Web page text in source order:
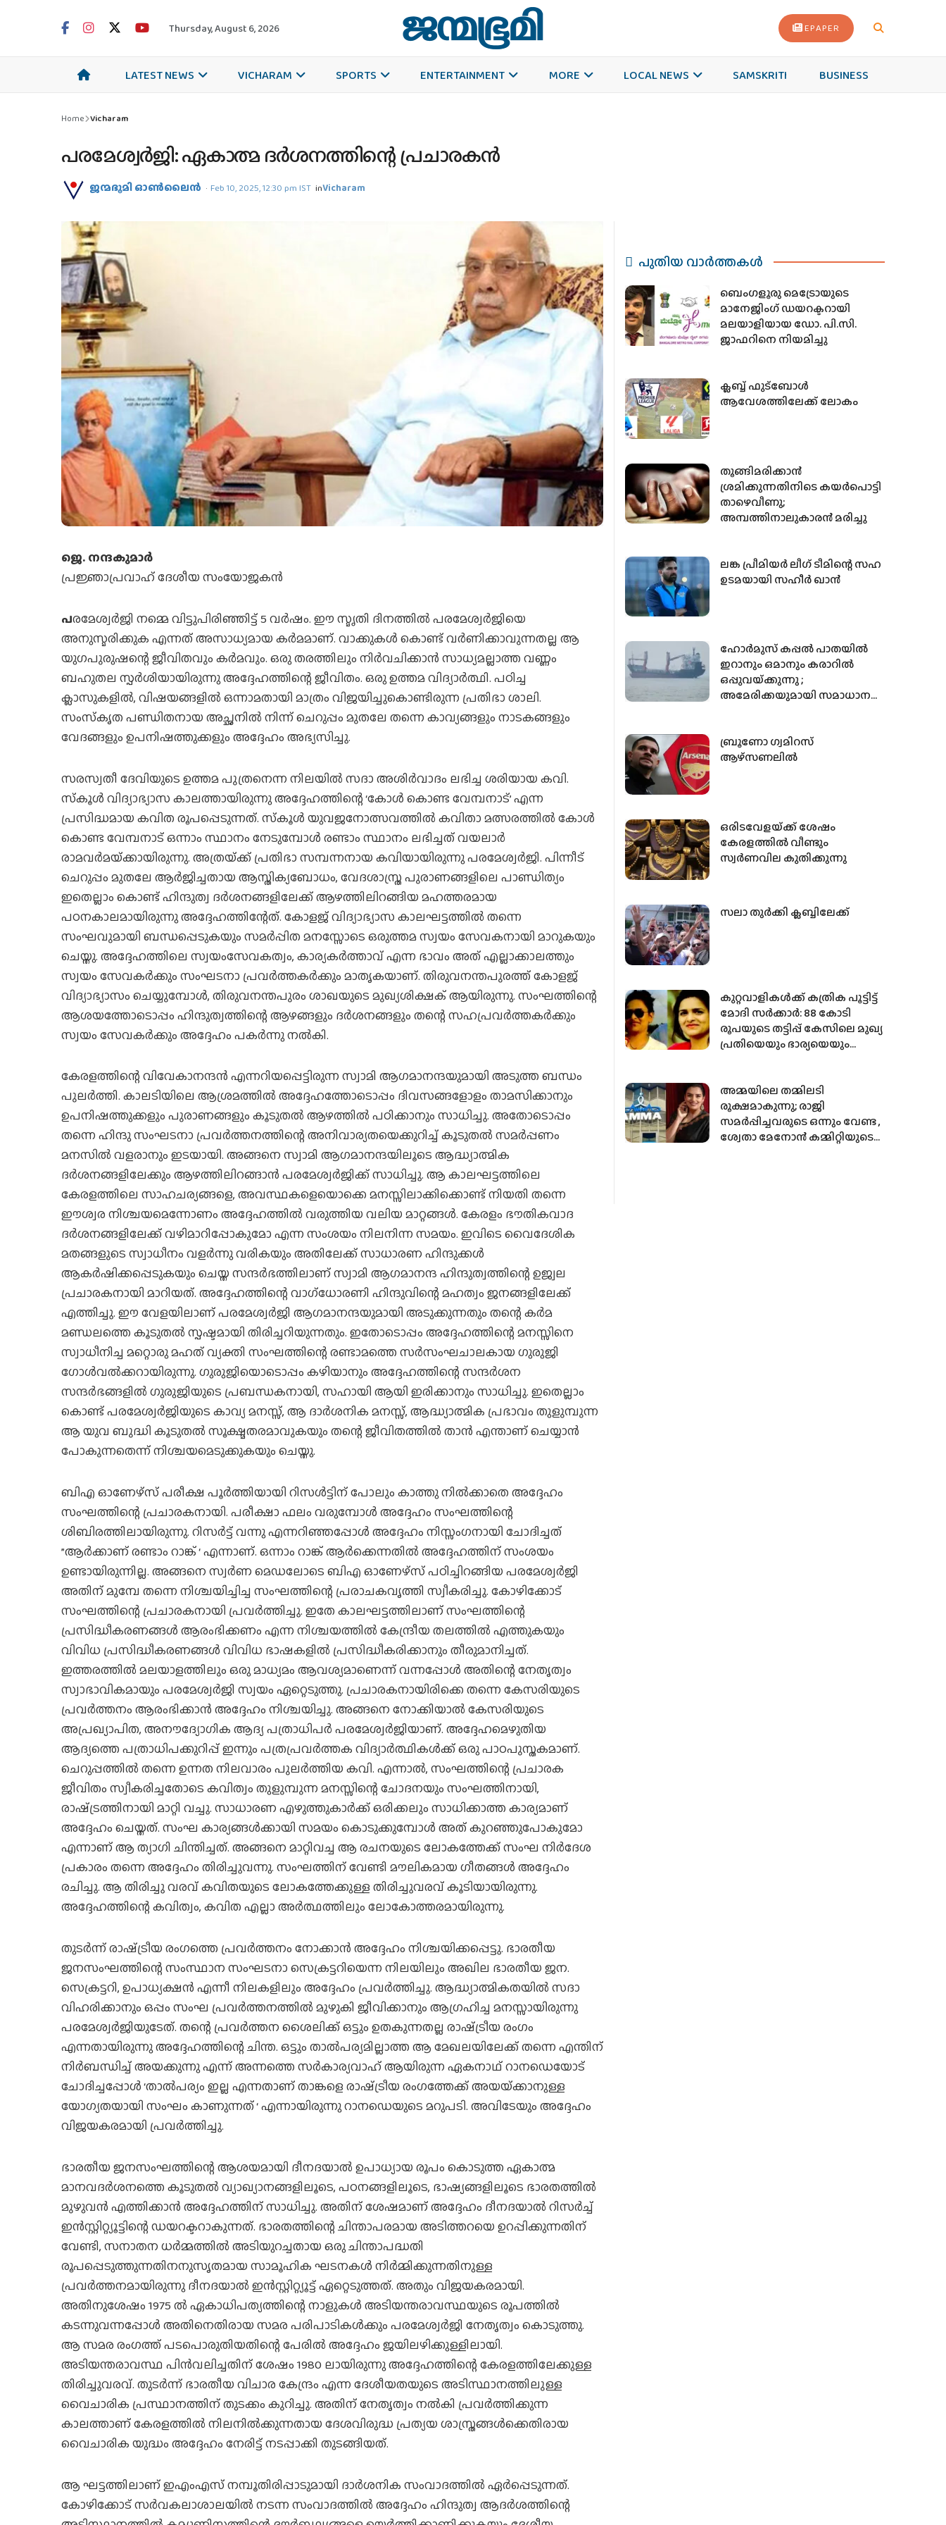
Thursday, August 6, 2026 EPAPER
LATEST NEWS VICHARAM SPORTS ENTERTAINMENT MORE LOCAL NEWS SAMSKRITI BUSINESS
Home Vicharam
പരമേശ്വര്‍ജി: ഏകാത്മ ദര്‍ശനത്തിന്റെ പ്രചാരകന്‍
ജന്മഭൂമി ഓണ്‍ലൈന്‍ Feb 10, 2025, 12:30 pm IST inVicharam
ജെ. നന്ദകുമാര്‍
പ്രജ്ഞാപ്രവാഹ് ദേശീയ സംയോജകന്‍
പരമേശ്വര്‍ജി നമ്മെ വിട്ടുപിരിഞ്ഞിട്ട് 5 വര്‍ഷം. ഈ സ്മൃതി ദിനത്തില്‍ പരമേശ്വര്‍ജിയെ
അനുസ്മരിക്കുക എന്നത് അസാധ്യമായ കര്‍മമാണ്. വാക്കുകള്‍ കൊണ്ട് വര്‍ണിക്കാവുന്നതല്ല ആ
യുഗപുരുഷന്റെ ജീവിതവും കര്‍മവും. ഒരു തരത്തിലും നിര്‍വചിക്കാന്‍ സാധ്യമല്ലാത്ത വണ്ണം
ബഹുതല സ്പര്‍ശിയായിരുന്നു അദ്ദേഹത്തിന്റെ ജീവിതം. ഒരു ഉത്തമ വിദ്യാര്‍ത്ഥി. പഠിച്ച
ക്ലാസുകളില്‍, വിഷയങ്ങളില്‍ ഒന്നാമതായി മാത്രം വിജയിച്ചുകൊണ്ടിരുന്ന പ്രതിഭാ ശാലി.
സംസ്‌കൃത പണ്ഡിതനായ അച്ഛനില്‍ നിന്ന് ചെറുപ്പം മുതലേ തന്നെ കാവ്യങ്ങളും നാടകങ്ങളും
വേദങ്ങളും ഉപനിഷത്തുക്കളും അദ്ദേഹം അഭ്യസിച്ചു.
സരസ്വതീ ദേവിയുടെ ഉത്തമ പുത്രനെന്ന നിലയില്‍ സദാ അശിര്‍വാദം ലഭിച്ച ശരിയായ കവി.
സ്‌കൂള്‍ വിദ്യാഭ്യാസ കാലത്തായിരുന്നു അദ്ദേഹത്തിന്റെ ‘കോള്‍ കൊണ്ട വേമ്പനാട്’ എന്ന
പ്രസിദ്ധമായ കവിത രൂപപ്പെടുന്നത്. സ്‌കൂള്‍ യുവജനോത്സവത്തില്‍ കവിതാ മത്സരത്തില്‍ കോള്‍
കൊണ്ട വേമ്പനാട് ഒന്നാം സ്ഥാനം നേടുമ്പോള്‍ രണ്ടാം സ്ഥാനം ലഭിച്ചത് വയലാര്‍
രാമവര്‍മയ്‌ക്കായിരുന്നു. അത്രയ്‌ക്ക് പ്രതിഭാ സമ്പന്നനായ കവിയായിരുന്നു പരമേശ്വര്‍ജി. പിന്നീട്
ചെറുപ്പം മുതലേ ആര്‍ജിച്ചതായ ആസ്തിക്യബോധം, വേദശാസ്ത്ര പുരാണങ്ങളിലെ പാണ്ഡിത്യം
ഇതെല്ലാം കൊണ്ട് ഹിന്ദുത്വ ദര്‍ശനങ്ങളിലേക്ക് ആഴത്തിലിറങ്ങിയ മഹത്തരമായ
പഠനകാലമായിരുന്നു അദ്ദേഹത്തിന്റേത്. കോളജ് വിദ്യാഭ്യാസ കാലഘട്ടത്തില്‍ തന്നെ
സംഘവുമായി ബന്ധപ്പെടുകയും സമര്‍പ്പിത മനസ്സോടെ ഒരുത്തമ സ്വയം സേവകനായി മാറുകയും
ചെയ്തു. അദ്ദേഹത്തിലെ സ്വയംസേവകത്വം, കാര്യകര്‍ത്താവ് എന്ന ഭാവം അത് എല്ലാക്കാലത്തും
സ്വയം സേവകര്‍ക്കും സംഘടനാ പ്രവര്‍ത്തകര്‍ക്കും മാതൃകയാണ്. തിരുവനന്തപുരത്ത് കോളജ്
വിദ്യാഭ്യാസം ചെയ്യുമ്പോള്‍, തിരുവനന്തപുരം ശാഖയുടെ മുഖ്യശിക്ഷക് ആയിരുന്നു. സംഘത്തിന്റെ
ആശയത്തോടൊപ്പം ഹിന്ദുത്വത്തിന്റെ ആഴങ്ങളും ദര്‍ശനങ്ങളും തന്റെ സഹപ്രവര്‍ത്തകര്‍ക്കും
സ്വയം സേവകര്‍ക്കും അദ്ദേഹം പകര്‍ന്നു നല്‍കി.
കേരളത്തിന്റെ വിവേകാനന്ദന്‍ എന്നറിയപ്പെട്ടിരുന്ന സ്വാമി ആഗമാനന്ദയുമായി അടുത്ത ബന്ധം
പുലര്‍ത്തി. കാലടിയിലെ ആശ്രമത്തില്‍ അദ്ദേഹത്തോടൊപ്പം ദിവസങ്ങളോളം താമസിക്കാനും
ഉപനിഷത്തുക്കളും പുരാണങ്ങളും കൂടുതല്‍ ആഴത്തില്‍ പഠിക്കാനും സാധിച്ചു. അതോടൊപ്പം
തന്നെ ഹിന്ദു സംഘടനാ പ്രവര്‍ത്തനത്തിന്റെ അനിവാര്യതയെക്കുറിച്ച് കൂടുതല്‍ സമര്‍പ്പണം
മനസില്‍ വളരാനും ഇടയായി. അങ്ങനെ സ്വാമി ആഗമാനന്ദയിലൂടെ ആദ്ധ്യാത്മിക
ദര്‍ശനങ്ങളിലേക്കും ആഴത്തിലിറങ്ങാന്‍ പരമേശ്വര്‍ജിക്ക് സാധിച്ചു. ആ കാലഘട്ടത്തിലെ
കേരളത്തിലെ സാഹചര്യങ്ങളെ, അവസ്ഥകളെയൊക്കെ മനസ്സിലാക്കിക്കൊണ്ട് നിയതി തന്നെ
ഈശ്വര നിശ്ചയമെന്നോണം അദ്ദേഹത്തില്‍ വരുത്തിയ വലിയ മാറ്റങ്ങള്‍. കേരളം ഭൗതികവാദ
ദര്‍ശനങ്ങളിലേക്ക് വഴിമാറിപ്പോകുമോ എന്ന സംശയം നിലനിന്ന സമയം. ഇവിടെ വൈദേശിക
മതങ്ങളുടെ സ്വാധീനം വളര്‍ന്നു വരികയും അതിലേക്ക് സാധാരണ ഹിന്ദുക്കള്‍
ആകര്‍ഷിക്കപ്പെടുകയും ചെയ്ത സന്ദര്‍ഭത്തിലാണ് സ്വാമി ആഗമാനന്ദ ഹിന്ദുത്വത്തിന്റെ ഉജ്വല
പ്രചാരകനായി മാറിയത്. അദ്ദേഹത്തിന്റെ വാഗ്‌ധോരണി ഹിന്ദുവിന്റെ മഹത്വം ജനങ്ങളിലേക്ക്
എത്തിച്ചു. ഈ വേളയിലാണ് പരമേശ്വര്‍ജി ആഗമാനന്ദയുമായി അടുക്കുന്നതും തന്റെ കര്‍മ
മണ്ഡലത്തെ കൂടുതല്‍ സ്പഷ്ടമായി തിരിച്ചറിയുന്നതും. ഇതോടൊപ്പം അദ്ദേഹത്തിന്റെ മനസ്സിനെ
സ്വാധീനിച്ച മറ്റൊരു മഹത് വ്യക്തി സംഘത്തിന്റെ രണ്ടാമത്തെ സര്‍സംഘചാലകായ ഗുരുജി
ഗോള്‍വല്‍ക്കറായിരുന്നു. ഗുരുജിയൊടൊപ്പം കഴിയാനും അദ്ദേഹത്തിന്റെ സന്ദര്‍ശന
സന്ദര്‍ഭങ്ങളില്‍ ഗുരുജിയുടെ പ്രബന്ധകനായി, സഹായി ആയി ഇരിക്കാനും സാധിച്ചു. ഇതെല്ലാം
കൊണ്ട് പരമേശ്വര്‍ജിയുടെ കാവ്യ മനസ്സ്, ആ ദാര്‍ശനിക മനസ്സ്, ആദ്ധ്യാത്മിക പ്രഭാവം തുളുമ്പുന്ന
ആ യുവ ബുദ്ധി കൂടുതല്‍ സൂക്ഷ്മതരമാവുകയും തന്റെ ജീവിതത്തില്‍ താന്‍ എന്താണ് ചെയ്യാന്‍
പോകുന്നതെന്ന് നിശ്ചയമെടുക്കുകയും ചെയ്തു.
ബിഎ ഓണേഴ്‌സ് പരീക്ഷ പൂര്‍ത്തിയായി റിസള്‍ട്ടിന് പോലും കാത്തു നില്‍ക്കാതെ അദ്ദേഹം
സംഘത്തിന്റെ പ്രചാരകനായി. പരീക്ഷാ ഫലം വരുമ്പോള്‍ അദ്ദേഹം സംഘത്തിന്റെ
ശിബിരത്തിലായിരുന്നു. റിസര്‍ട്ട് വന്നു എന്നറിഞ്ഞപ്പോള്‍ അദ്ദേഹം നിസ്സംഗനായി ചോദിച്ചത്
”ആര്‍ക്കാണ് രണ്ടാം റാങ്ക് ‘ എന്നാണ്. ഒന്നാം റാങ്ക് ആര്‍ക്കെന്നതില്‍ അദ്ദേഹത്തിന് സംശയം
ഉണ്ടായിരുന്നില്ല. അങ്ങനെ സ്വര്‍ണ മെഡലോടെ ബിഎ ഓണേഴ്‌സ് പഠിച്ചിറങ്ങിയ പരമേശ്വര്‍ജി
അതിന് മുമ്പേ തന്നെ നിശ്ചയിച്ചിച്ച സംഘത്തിന്റെ പ്രരാചകവൃത്തി സ്വീകരിച്ചു. കോഴിക്കോട്
സംഘത്തിന്റെ പ്രചാരകനായി പ്രവര്‍ത്തിച്ചു. ഇതേ കാലഘട്ടത്തിലാണ് സംഘത്തിന്റെ
പ്രസിദ്ധീകരണങ്ങള്‍ ആരംഭിക്കണം എന്ന നിശ്ചയത്തില്‍ കേന്ദ്രീയ തലത്തില്‍ എത്തുകയും
വിവിധ പ്രസിദ്ധീകരണങ്ങള്‍ വിവിധ ഭാഷകളില്‍ പ്രസിദ്ധീകരിക്കാനും തീരുമാനിച്ചത്.
ഇത്തരത്തില്‍ മലയാളത്തിലും ഒരു മാധ്യമം ആവശ്യമാണെന്ന് വന്നപ്പോള്‍ അതിന്റെ നേതൃത്വം
സ്വാഭാവികമായും പരമേശ്വര്‍ജി സ്വയം ഏറ്റെടുത്തു. പ്രചാരകനായിരിക്കെ തന്നെ കേസരിയുടെ
പ്രവര്‍ത്തനം ആരംഭിക്കാന്‍ അദ്ദേഹം നിശ്ചയിച്ചു. അങ്ങനെ നോക്കിയാല്‍ കേസരിയുടെ
അപ്രഖ്യാപിത, അനൗദ്യോഗിക ആദ്യ പത്രാധിപര്‍ പരമേശ്വര്‍ജിയാണ്. അദ്ദേഹമെഴുതിയ
ആദ്യത്തെ പത്രാധിപക്കുറിപ്പ് ഇന്നും പത്രപ്രവര്‍ത്തക വിദ്യാര്‍ത്ഥികള്‍ക്ക് ഒരു പാഠപുസ്തകമാണ്.
ചെറുപ്പത്തില്‍ തന്നെ ഉന്നത നിലവാരം പുലര്‍ത്തിയ കവി. എന്നാല്‍, സംഘത്തിന്റെ പ്രചാരക
ജീവിതം സ്വീകരിച്ചതോടെ കവിത്വം തുളുമ്പുന്ന മനസ്സിന്റെ ചോദനയും സംഘത്തിനായി,
രാഷ്‌ട്രത്തിനായി മാറ്റി വച്ചു. സാധാരണ എഴുത്തുകാര്‍ക്ക് ഒരിക്കലും സാധിക്കാത്ത കാര്യമാണ്
അദ്ദേഹം ചെയ്തത്. സംഘ കാര്യങ്ങള്‍ക്കായി സമയം കൊടുക്കുമ്പോള്‍ അത് കുറഞ്ഞുപോകുമോ
എന്നാണ് ആ ത്യാഗി ചിന്തിച്ചത്. അങ്ങനെ മാറ്റിവച്ച ആ രചനയുടെ ലോകത്തേക്ക് സംഘ നിര്‍ദേശ
പ്രകാരം തന്നെ അദ്ദേഹം തിരിച്ചുവന്നു. സംഘത്തിന് വേണ്ടി മൗലികമായ ഗീതങ്ങള്‍ അദ്ദേഹം
രചിച്ചു. ആ തിരിച്ചു വരവ് കവിതയുടെ ലോകത്തേക്കുള്ള തിരിച്ചുവരവ് കൂടിയായിരുന്നു.
അദ്ദേഹത്തിന്റെ കവിത്വം, കവിത എല്ലാ അര്‍ത്ഥത്തിലും ലോകോത്തരമായിരുന്നു.
തുടര്‍ന്ന് രാഷ്‌ട്രീയ രംഗത്തെ പ്രവര്‍ത്തനം നോക്കാന്‍ അദ്ദേഹം നിശ്ചയിക്കപ്പെട്ടു. ഭാരതീയ
ജനസംഘത്തിന്റെ സംസ്ഥാന സംഘടനാ സെക്രട്ടറിയെന്ന നിലയിലും അഖില ഭാരതീയ ജന.
സെക്രട്ടറി, ഉപാധ്യക്ഷന്‍ എന്നീ നിലകളിലും അദ്ദേഹം പ്രവര്‍ത്തിച്ചു. ആദ്ധ്യാത്മികതയില്‍ സദാ
വിഹരിക്കാനും ഒപ്പം സംഘ പ്രവര്‍ത്തനത്തില്‍ മുഴുകി ജീവിക്കാനും ആഗ്രഹിച്ച മനസ്സായിരുന്നു
പരമേശ്വര്‍ജിയുടേത്. തന്റെ പ്രവര്‍ത്തന ശൈലിക്ക് ഒട്ടും ഉതകുന്നതല്ല രാഷ്‌ട്രീയ രംഗം
എന്നതായിരുന്നു അദ്ദേഹത്തിന്റെ ചിന്ത. ഒട്ടും താല്‍പര്യമില്ലാത്ത ആ മേഖലയിലേക്ക് തന്നെ എന്തിന്
നിര്‍ബന്ധിച്ച് അയക്കുന്നു എന്ന് അന്നത്തെ സര്‍കാര്യവാഹ് ആയിരുന്ന ഏകനാഥ് റാനഡെയോട്
ചോദിച്ചപ്പോള്‍ ‘താല്‍പര്യം ഇല്ല എന്നതാണ് താങ്കളെ രാഷ്‌ട്രീയ രംഗത്തേക്ക് അയയ്‌ക്കാനുള്ള
യോഗ്യതയായി സംഘം കാണുന്നത് ‘ എന്നായിരുന്നു റാനഡെയുടെ മറുപടി. അവിടേയും അദ്ദേഹം
വിജയകരമായി പ്രവര്‍ത്തിച്ചു.
ഭാരതീയ ജനസംഘത്തിന്റെ ആശയമായി ദീനദയാല്‍ ഉപാധ്യായ രൂപം കൊടുത്ത ഏകാത്മ
മാനവദര്‍ശനത്തെ കൂടുതല്‍ വ്യാഖ്യാനങ്ങളിലൂടെ, പഠനങ്ങളിലൂടെ, ഭാഷ്യങ്ങളിലൂടെ ഭാരതത്തില്‍
മുഴുവന്‍ എത്തിക്കാന്‍ അദ്ദേഹത്തിന് സാധിച്ചു. അതിന് ശേഷമാണ് അദ്ദേഹം ദീനദയാല്‍ റിസര്‍ച്ച്
ഇന്‍സ്റ്റിറ്റ്യൂട്ടിന്റെ ഡയറക്ടറാകുന്നത്. ഭാരതത്തിന്റെ ചിന്താപരമായ അടിത്തറയെ ഉറപ്പിക്കുന്നതിന്
വേണ്ടി, സനാതന ധര്‍മ്മത്തില്‍ അടിയുറച്ചതായ ഒരു ചിന്താപദ്ധതി
രൂപപ്പെടുത്തുന്നതിനനുസൃതമായ സാമൂഹിക ഘടനകള്‍ നിര്‍മ്മിക്കുന്നതിനുള്ള
പ്രവര്‍ത്തനമായിരുന്നു ദീനദയാല്‍ ഇന്‍സ്റ്റിറ്റ്യൂട്ട് ഏറ്റെടുത്തത്. അതും വിജയകരമായി.
അതിനുശേഷം 1975 ല്‍ ഏകാധിപത്യത്തിന്റെ നാളുകള്‍ അടിയന്തരാവസ്ഥയുടെ രൂപത്തില്‍
കടന്നുവന്നപ്പോള്‍ അതിനെതിരായ സമര പരിപാടികള്‍ക്കും പരമേശ്വര്‍ജി നേതൃത്വം കൊടുത്തു.
ആ സമര രംഗത്ത് പടപൊരുതിയതിന്റെ പേരില്‍ അദ്ദേഹം ജയിലഴിക്കുള്ളിലായി.
അടിയന്തരാവസ്ഥ പിന്‍വലിച്ചതിന് ശേഷം 1980 ലായിരുന്നു അദ്ദേഹത്തിന്റെ കേരളത്തിലേക്കുള്ള
തിരിച്ചുവരവ്. തുടര്‍ന്ന് ഭാരതീയ വിചാര കേന്ദ്രം എന്ന ദേശീയതയുടെ അടിസ്ഥാനത്തിലുള്ള
വൈചാരിക പ്രസ്ഥാനത്തിന് തുടക്കം കുറിച്ചു. അതിന് നേതൃത്വം നല്‍കി പ്രവര്‍ത്തിക്കുന്ന
കാലത്താണ് കേരളത്തില്‍ നിലനില്‍ക്കുന്നതായ ദേശവിരുദ്ധ പ്രത്യയ ശാസ്ത്രങ്ങള്‍ക്കെതിരായ
വൈചാരിക യുദ്ധം അദ്ദേഹം നേരിട്ട് നടപ്പാക്കി തുടങ്ങിയത്.
ആ ഘട്ടത്തിലാണ് ഇഎംഎസ് നമ്പൂതിരിപ്പാടുമായി ദാര്‍ശനിക സംവാദത്തില്‍ ഏര്‍പ്പെടുന്നത്.
കോഴിക്കോട് സര്‍വകലാശാലയില്‍ നടന്ന സംവാദത്തില്‍ അദ്ദേഹം ഹിന്ദുത്വ ആദര്‍ശത്തിന്റെ
പുതിയ വാര്‍ത്തകള്‍
ബെംഗളൂരു മെട്രോയുടെ
മാനേജിംഗ് ഡയറക്ടറായി
മലയാളിയായ ഡോ. പി.സി.
ജാഫറിനെ നിയമിച്ചു
ക്ലബ്ബ് ഫുട്‌ബോള്‍
ആവേശത്തിലേക്ക് ലോകം
തൂങ്ങിമരിക്കാൻ
ശ്രമിക്കുന്നതിനിടെ കയർപൊട്ടി
താഴെവീണു;
അമ്പത്തിനാലുകാരൻ മരിച്ചു
ലങ്ക പ്രീമിയര്‍ ലീഗ് ടീമിന്റെ സഹ
ഉടമയായി സഹീര്‍ ഖാന്‍
ഹോർമുസ് കപ്പൽ പാതയിൽ
ഇറാനും ഒമാനും കരാറിൽ
ഒപ്പുവയ്‌ക്കുന്നു ;
അമേരിക്കയുമായി സമാധാന
ബ്രൂണോ ഗ്വമിറസ്
ആഴ്‌സണലില്‍
ഒരിടവേളയ്‌ക്ക് ശേഷം
കേരളത്തില്‍ വീണ്ടും
സ്വര്‍ണവില കുതിക്കുന്നു
സലാ തുര്‍ക്കി ക്ലബ്ബിലേക്ക്
കുറ്റവാളികൾക്ക് കത്രിക പൂട്ടിട്ട്
മോദി സർക്കാർ: 88 കോടി
രൂപയുടെ തട്ടിപ്പ് കേസിലെ മുഖ്യ
പ്രതിയെയും ഭാര്യയെയും
അമ്മയിലെ തമ്മിലടി
രൂക്ഷമാകുന്നു; രാജി
സമർപ്പിച്ചവരുടെ ഒന്നും വേണ്ട ,
ശ്വേതാ മേനോന്‍ കമ്മിറ്റിയുടെ